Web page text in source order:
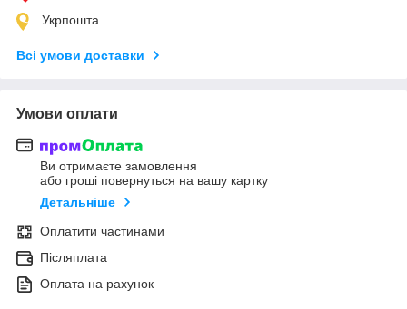
Укрпошта
Всі умови доставки
Умови оплати
Ви отримаєте замовлення
або гроші повернуться на вашу картку
Детальніше
Оплатити частинами
Післяплата
Оплата на рахунок